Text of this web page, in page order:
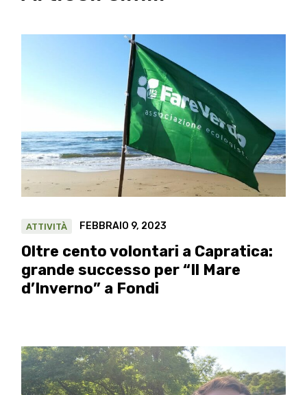
ATTIVITÀ FEBBRAIO 9, 2023
Oltre cento volontari a Capratica:
grande successo per “Il Mare
d’Inverno” a Fondi